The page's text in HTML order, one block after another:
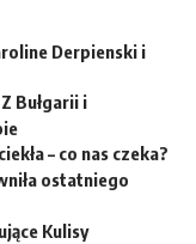
Derpienski i
Bułgarii i
– co nas czeka?
ostatniego
Kulisy